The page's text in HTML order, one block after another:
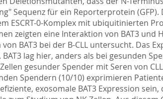
Sequenz für ein Reporterprotein
ESCRT-0-Komplex mit ubiquitinierten
zeigten eine Interaktion von BAT3 und
BAT3 bei der B-CLL untersucht. Das
lag hier, anders als bei gesunden
gesunder Spender mit Seren von
Spendern (10/10) exprimieren
exosomale BAT3 Expression